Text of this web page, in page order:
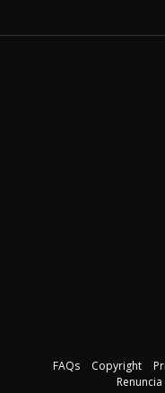
FAQs Copyright